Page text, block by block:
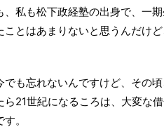
、私も松下政経塾の出身で、一
ことはあまりないと思うんだけ
も忘れないんですけど、その
ら21世紀になるころは、大変な
。